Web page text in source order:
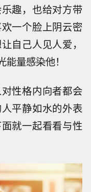
趣，也给对方带
一个脸上阴云密
自己人见人爱，
量感染他！
性格内向者都会
平静如水的外表
就一起看看与性